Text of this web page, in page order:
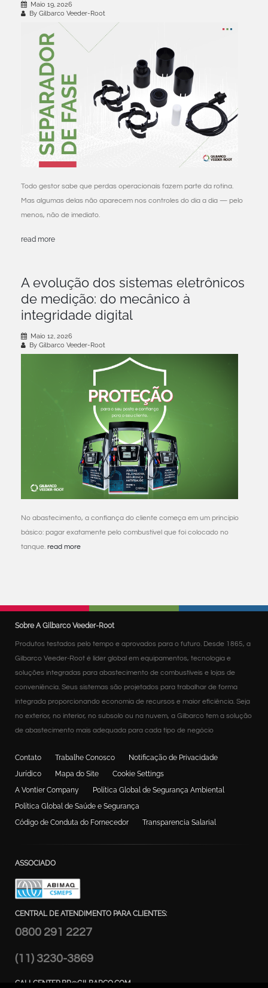
Maio 19, 2026
By Gilbarco Veeder-Root
Todo gestor sabe que perdas operacionais fazem parte da rotina.
Mas algumas delas não aparecem nos controles do dia a dia — pelo
menos, não de imediato.
read more
A evolução dos sistemas eletrônicos
de medição: do mecânico à
integridade digital
Maio 12, 2026
By Gilbarco Veeder-Root
No abastecimento, a confiança do cliente começa em um princípio
básico: pagar exatamente pelo combustível que foi colocado no
tanque. read more
Sobre A Gilbarco Veeder-Root
Produtos testados pelo tempo e aprovados para o futuro. Desde 1865, a
Gilbarco Veeder-Root é líder global em equipamentos, tecnologia e
soluções integradas para abastecimento de combustíveis e lojas de
conveniência. Seus sistemas são projetados para trabalhar de forma
integrada proporcionando economia de recursos e maior eficiência. Seja
no exterior, no interior, no subsolo ou na nuvem, a Gilbarco tem a solução
de abastecimento mais adequada para cada tipo de negócio
Contato Trabalhe Conosco
Notificação de Privacidade
Jurídico
Mapa do Site
Cookie Settings
A Vontier Company
Política Global de Segurança Ambiental
Política Global de Saúde e Segurança
Código de Conduta do Fornecedor
Transparencia Salarial
ASSOCIADO
CENTRAL DE ATENDIMENTO PARA CLIENTES:
0800 291 2227
(11) 3230-3869
CALLCENTER.BR@GILBARCO.COM